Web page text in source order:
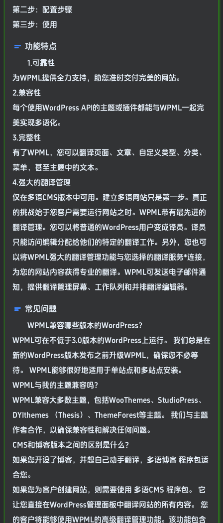
第二步：配置步骤
第三步：使用
功能特点
1.可靠性
为WPML提供全力支持，助您准时交付完美的网站。
2.兼容性
每个使用WordPress API的主题或插件都能与WPML一起完
美实现多语化。
3.完整性
有了WPML，您可以翻译页面、文章、自定义类型、分类、
菜单，甚至主题中的文本。
4.强大的翻译管理
仅在多语CMS版本中可用。建立多语网站只是第一步。真正
的挑战始于您客户需要运行网站之时。WPML带有最先进的
翻译管理。您可以将普通的WordPress用户变成译员。译员
只能访问编辑分配给他们的特定的翻译工作。另外，您也可
以将WPML强大的翻译管理功能与您选择的翻译服务*连接，
为您的网站内容获得专业的翻译。WPML可发送电子邮件通
知，提供翻译管理屏幕、工作队列和并排翻译编辑器。
常见问题
WPML兼容哪些版本的WordPress？
WPML可在不低于3.0版本的WordPress上运行。 我们总是在
新的WordPress版本发布之前升级WPML，确保您不必等
待。 WPML能够很好地适用于单站点和多站点安装。
WPML与我的主题兼容吗？
WPML兼容大多数主题，包括WooThemes、StudioPress、
DYIthemes （Thesis）、ThemeForest等主题。 我们与主题
作者合作，以确保兼容性和解决任何问题。
CMS和博客版本之间的区别是什么？
如果您开设了博客，并想自己动手翻译，多语博客 程序包适
合您。
如果您为客户创建网站，则需要使用 多语CMS 程序包。 它
让您直接在WordPress管理面板中翻译网站的所有内容。 您
的客户将能够使用WPML的高级翻译管理功能。该功能包含